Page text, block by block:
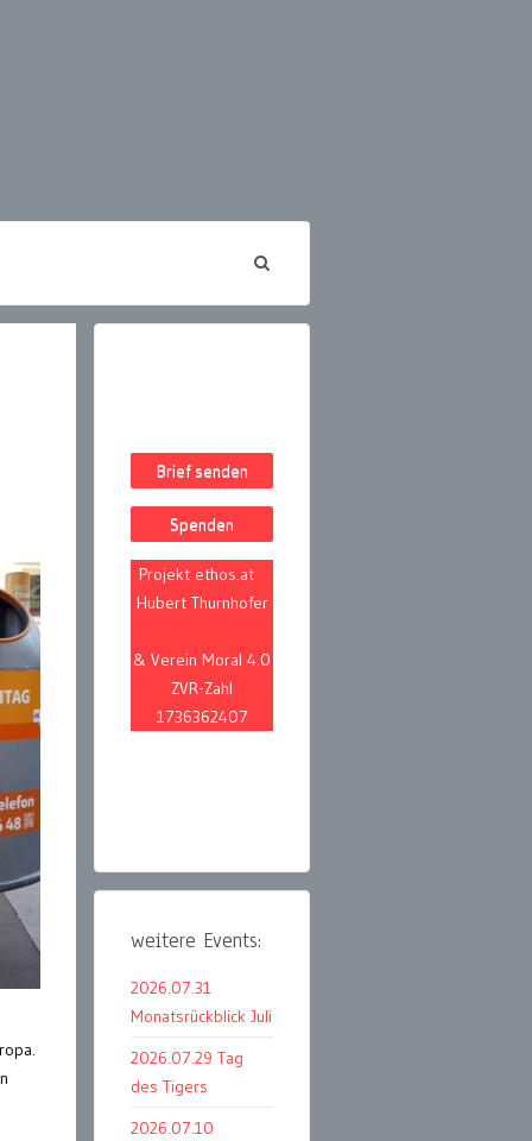
Brief senden
Spenden
Projekt ethos.at
Hubert Thurnhofer
& Verein Moral 4.0
ZVR-Zahl
1736362407
weitere Events:
2026.07.31
Monatsrückblick Juli
2026.07.29 Tag
des Tigers
2026.07.10